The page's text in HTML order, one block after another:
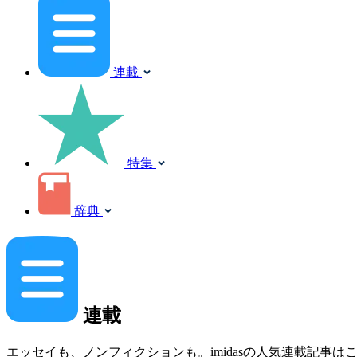
連載
特集
辞典
連載
エッセイも、ノンフィクションも。imidasの人気連載記事はこ